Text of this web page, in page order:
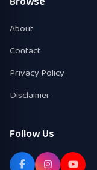
About
Contact
Privacy Policy
Disclaimer
Follow Us